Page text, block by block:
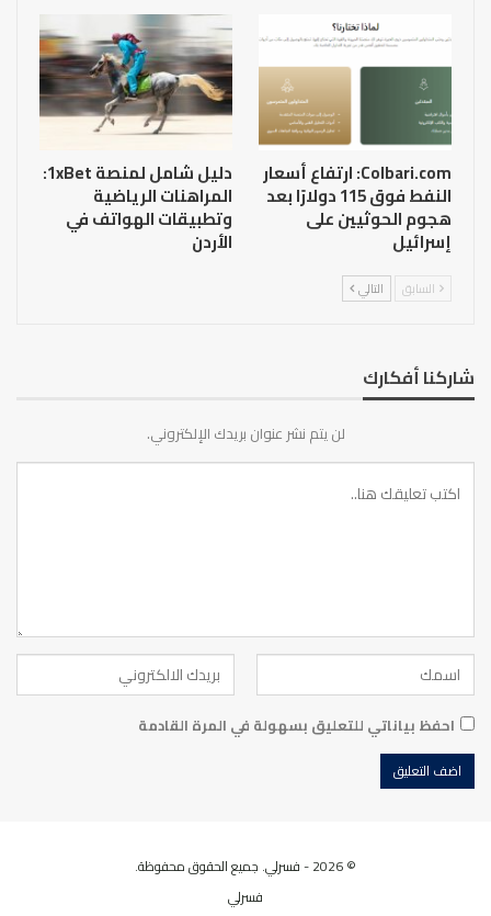
Colbari.com: ارتفاع أسعار
النفط فوق 115 دولارًا بعد
هجوم الحوثيين على
إسرائيل
دليل شامل لمنصة 1xBet:
المراهنات الرياضية
وتطبيقات الهواتف في
الأردن
السابق التالي
شاركنا أفكارك
لن يتم نشر عنوان بريدك الإلكتروني.
احفظ بياناتي للتعليق بسهولة في المرة القادمة
© 2026 - فسرلي. جميع الحقوق محفوظة.
فسرلي